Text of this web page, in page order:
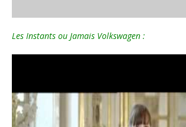
Les Instants ou Jamais Volkswagen :